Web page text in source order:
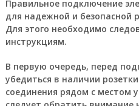
Правильное подключение
для надежной и безопасной
Для этого необходимо
инструкциям.
В первую очередь, перед
убедиться в наличии
соединения рядом с местом